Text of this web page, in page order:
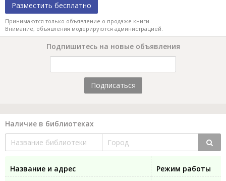
Разместить бесплатно
Принимаются только объявление о продаже книги.
Внимание, объявления модерируются администрацией.
Подпишитесь на новые объявления
Подписаться
Наличие в библиотеках
Название и адрес
Режим работы